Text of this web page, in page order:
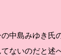
中島みゆき氏
ないのだと述